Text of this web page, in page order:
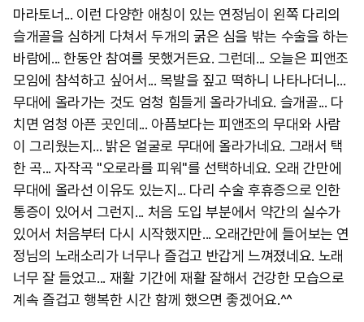
마라토너... 이런 다양한 애칭이 있는 연정님이 왼쪽 다리의
슬개골을 심하게 다쳐서 두개의 굵은 심을 밖는 수술을 하는
바람에... 한동안 참여를 못했거든요. 그런데... 오늘은 피앤조
모임에 참석하고 싶어서... 목발을 짚고 떡하니 나타나더니...
무대에 올라가는 것도 엄청 힘들게 올라가네요. 슬개골... 다
치면 엄청 아픈 곳인데... 아픔보다는 피앤조의 무대와 사람
이 그리웠는지... 밝은 얼굴로 무대에 올라가네요. 그래서 택
한 곡... 자작곡 "오로라를 피워"를 선택하네요. 오래 간만에
무대에 올라선 이유도 있는지... 다리 수술 후휴증으로 인한
통증이 있어서 그런지... 처음 도입 부분에서 약간의 실수가
있어서 처음부터 다시 시작했지만... 오래간만에 들어보는 연
정님의 노래소리가 너무나 즐겁고 반갑게 느껴졌네요. 노래
너무 잘 들었고... 재활 기간에 재활 잘해서 건강한 모습으로
계속 즐겁고 행복한 시간 함께 했으면 좋겠어요.^^